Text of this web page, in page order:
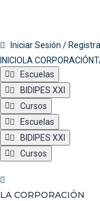
Iniciar Sesión /
INICIOLA CORPORACIÓN
Escuelas
BIDIPES XXI
Cursos
Escuelas
BIDIPES XXI
Cursos
LA CORPORACIÓN